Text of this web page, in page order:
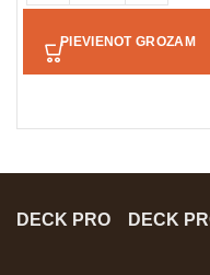
PIEVIENOT GROZAM
DECK PRO DECK